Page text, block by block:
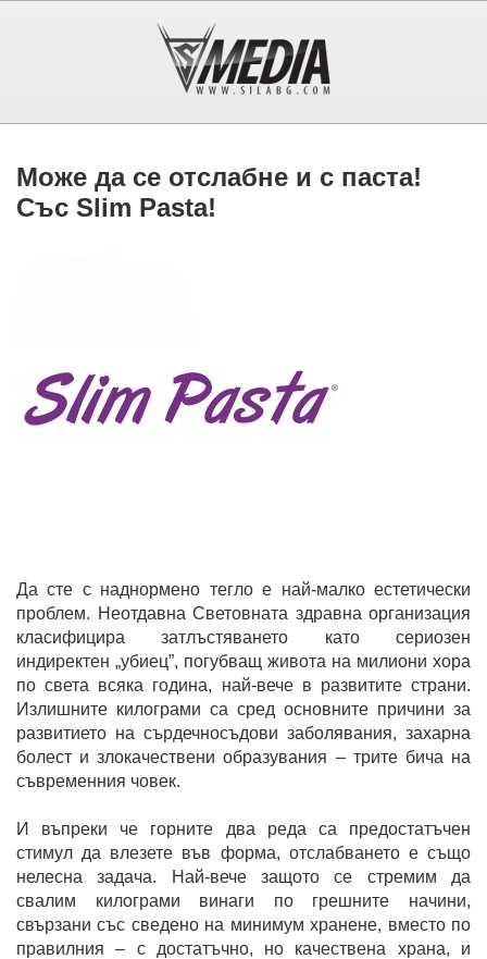
Може да се отслабне и с паста!
Със Slim Pasta!
Да сте с наднормено тегло е най-малко естетически
проблем. Неотдавна Световната здравна организация
класифицира затлъстяването като сериозен
индиректен „убиец”, погубващ живота на милиони хора
по света всяка година, най-вече в развитите страни.
Излишните килограми са сред основните причини за
развитието на сърдечносъдови заболявания, захарна
болест и злокачествени образувания – трите бича на
съвременния човек.
И въпреки че горните два реда са предостатъчен
стимул да влезете във форма, отслабването е също
нелесна задача. Най-вече защото се стремим да
свалим килограми винаги по грешните начини,
свързани със сведено на минимум хранене, вместо по
правилния – с достатъчно, но качествена храна, и